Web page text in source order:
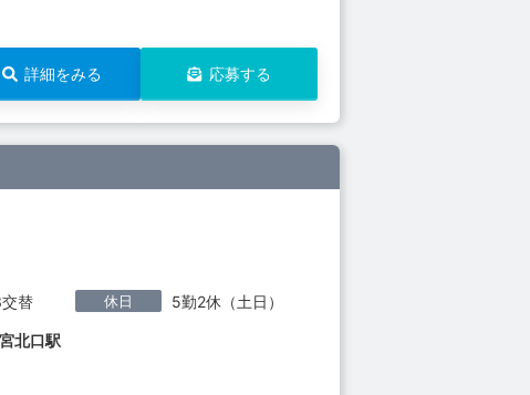
詳細をみる 応募する
替 休日 5勤2休（土日）
北口駅